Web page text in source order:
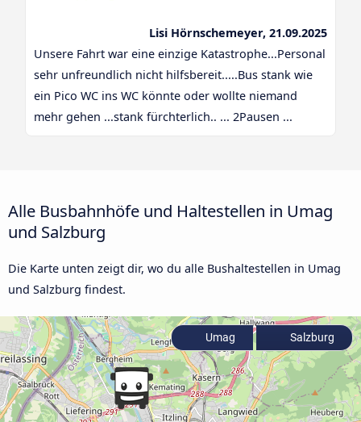
Lisi Hörnschemeyer, 21.09.2025
Unsere Fahrt war eine einzige Katastrophe...Personal
sehr unfreundlich nicht hilfsbereit.....Bus stank wie
ein Pico WC ins WC könnte oder wollte niemand
mehr gehen ...stank fürchterlich.. ... 2Pausen ...
Alle Busbahnhöfe und Haltestellen in Umag
und Salzburg
Die Karte unten zeigt dir, wo du alle Bushaltestellen in Umag
und Salzburg findest.
Umag Salzburg